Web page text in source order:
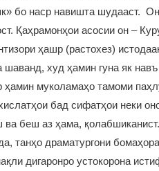
бо наср навишта шудааст.
Қаҳрамонҳои асосии он –
ҳашр (растохез)
худ ҳамин гуна як
муколамаҳо тамоми
бад сифатҳои неки
беш аз ҳама,
танҳо драматургони
дигаронро устокорона